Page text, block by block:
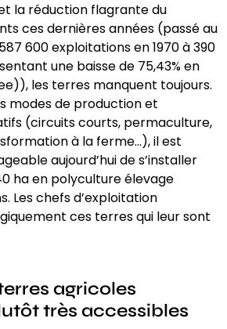
la réduction flagrante du
ces dernières années (passé au
600 exploitations en 1970 à 390
une baisse de 75,43% en
les terres manquent toujours.
modes de production et
(circuits courts, permaculture,
à la ferme…), il est
aujourd’hui de s’installer
ha en polyculture élevage
Les chefs d’exploitation
ces terres qui leur sont
agricoles
très accessibles